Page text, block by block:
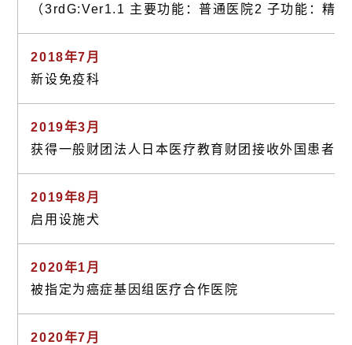
（3rdG:Ver1.1 主要功能：普通医院2 子功能：精
2018年7月
新设免疫科
2019年3月
获得一般财团法人日本医疗教育财团接收外国患者
2019年8月
启用设施犬
2020年1月
被指定为癌症基因组医疗合作医院
2020年7月